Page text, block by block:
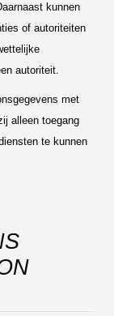
kunnen
of autoriteiten
autoriteit.
met
alleen toegang
te kunnen